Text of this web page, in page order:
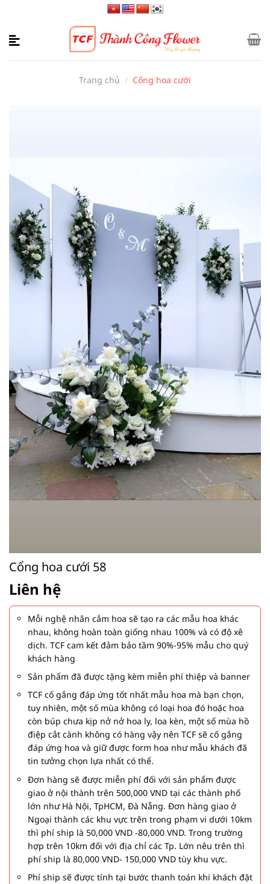
nội
Trang chủ / Cổng hoa cưới
Cổng hoa cưới 58
Liên hệ
Mỗi nghệ nhân cắm hoa sẽ tạo ra các mẫu hoa khác
nhau, không hoàn toàn giống nhau 100% và có độ xê
dịch. TCF cam kết đảm bảo tầm 90%-95% mẫu cho quý
khách hàng
Sản phẩm đã được tặng kèm miễn phí thiệp và banner
TCF cố gắng đáp ứng tốt nhất mẫu hoa mà bạn chọn,
tuy nhiên, một số mùa không có loại hoa đó hoặc hoa
còn búp chưa kịp nở nở hoa ly, loa kèn, một số mùa hồ
điệp cắt cành không có hàng vậy nên TCF sẽ cố gắng
đáp ứng hoa và giữ được form hoa như mẫu khách đã
tin tưởng chọn lựa nhất có thể.
Đơn hàng sẽ được miễn phí đối với sản phẩm được
giao ở nội thành trên 500,000 VND tại các thành phố
lớn như Hà Nội, TpHCM, Đà Nẵng. Đơn hàng giao ở
Ngoại thành các khu vực trên trong phạm vi dưới 10km
thì phí ship là 50,000 VND -80,000 VND. Trong trường
hợp trên 10km đối với địa chỉ các Tp. Lớn nêu trên thì
phí ship là 80,000 VND- 150,000 VND tùy khu vực.
Phí ship sẽ được tính tại bước thanh toán khi khách đặt